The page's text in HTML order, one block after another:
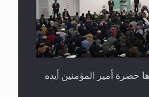
حضرة أمير المؤمنين أيده